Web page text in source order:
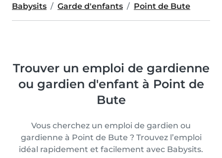
Babysits Garde d'enfants Point de Bute
Trouver un emploi de gardienne
ou gardien d'enfant à Point de
Bute
Vous cherchez un emploi de gardien ou
gardienne à Point de Bute ? Trouvez l’emploi
idéal rapidement et facilement avec Babysits.